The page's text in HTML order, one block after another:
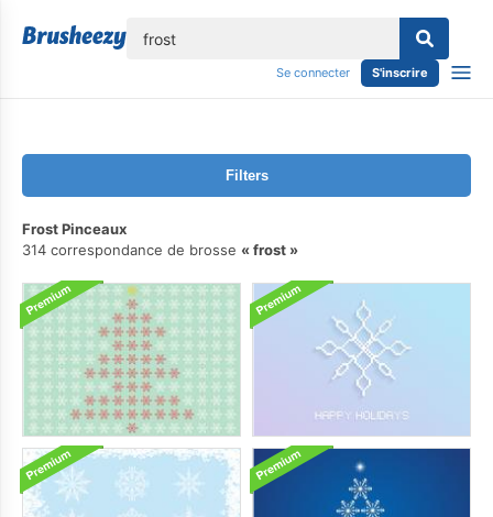
Se connecter S'inscrire
Filters
Frost Pinceaux
314 correspondance de brosse
frost